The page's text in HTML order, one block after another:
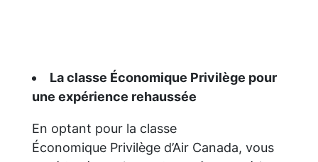
La classe Économique Privilège pour
une expérience rehaussée
En optant pour la classe
Économique Privilège d’Air Canada, vous